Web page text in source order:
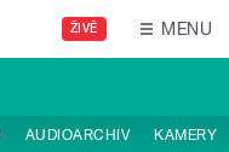
ŽIVĚ MENU
AUDIOARCHIV KAMERY